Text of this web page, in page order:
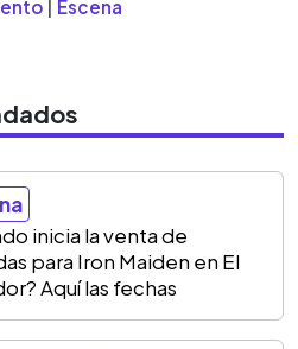
Escena
inicia la venta de
para Iron Maiden en El
Aquí las fechas